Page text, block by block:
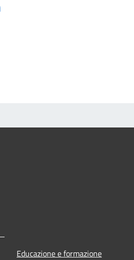
Educazione e formazione